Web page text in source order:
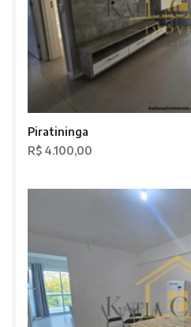
Piratininga
R$ 4.100,00